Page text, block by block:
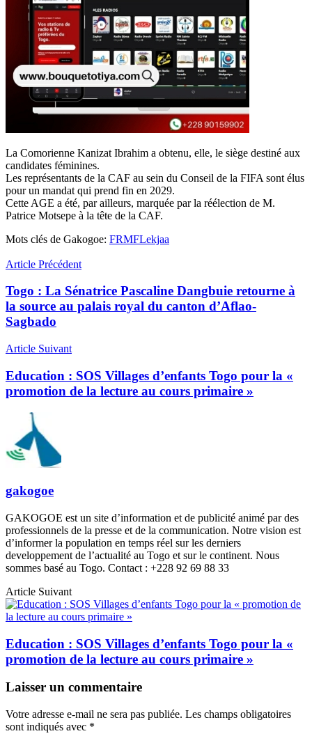
La Comorienne Kanizat Ibrahim a obtenu, elle, le siège destiné aux
candidates féminines.
Les représentants de la CAF au sein du Conseil de la FIFA sont élus
pour un mandat qui prend fin en 2029.
Cette AGE a été, par ailleurs, marquée par la réélection de M.
Patrice Motsepe à la tête de la CAF.
Mots clés de Gakogoe: FRMFLekjaa
Article Précédent
Togo : La Sénatrice Pascaline Dangbuie retourne à
la source au palais royal du canton d’Aflao-
Sagbado
Article Suivant
Education : SOS Villages d’enfants Togo pour la «
promotion de la lecture au cours primaire »
gakogoe
GAKOGOE est un site d’information et de publicité animé par des
professionnels de la presse et de la communication. Notre vision est
d’informer la population en temps réel sur les derniers
developpement de l’actualité au Togo et sur le continent. Nous
sommes basé au Togo. Contact : +228 92 69 88 33
Article Suivant
Education : SOS Villages d’enfants Togo pour la «
promotion de la lecture au cours primaire »
Laisser un commentaire
Votre adresse e-mail ne sera pas publiée. Les champs obligatoires
sont indiqués avec *